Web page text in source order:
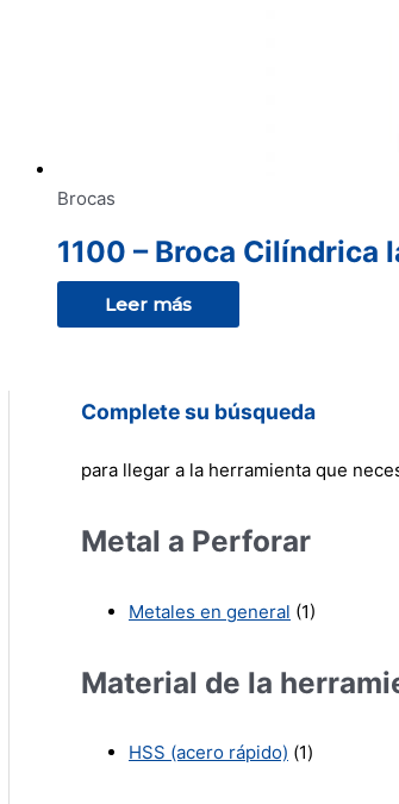
Brocas
1100 – Broca Cilíndrica
Leer más
Complete su búsqueda
para llegar a la herramienta que
Metal a Perforar
Metales en general (1)
Material de la
HSS (acero rápido) (1)